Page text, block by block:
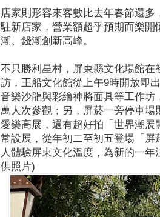
店家則形容來客數比去年春節還
駐新店家，營業額超乎預期而樂
潮、錢潮創新高峰。
不只勝利星村，屏東縣文化場館
訪，王船文化館從上午9時開放即
音樂沙龍與彩繪神將面具等工作
萬人次參觀；另，屏菸一旁停車
愛樂高展，還有超好拍「世界潮
常設展，從年初二至初五登場「
人體驗屏東文化溫度，為新的一
供照片)